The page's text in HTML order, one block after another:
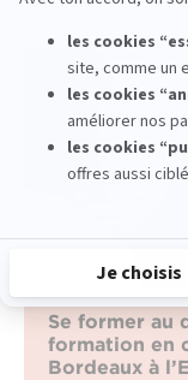
Se former au
formation en
Bordeaux à